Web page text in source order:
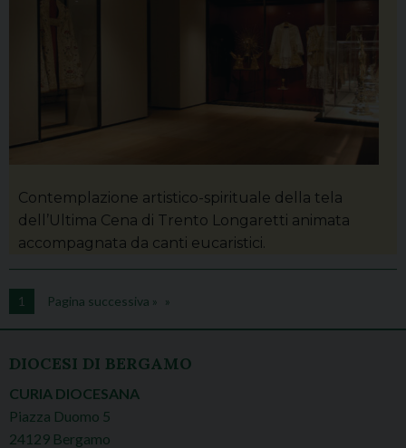
Contemplazione artistico-spirituale della tela
dell’Ultima Cena di Trento Longaretti animata
accompagnata da canti eucaristici.
1 Pagina successiva »
DIOCESI DI BERGAMO
CURIA DIOCESANA
Piazza Duomo 5
24129 Bergamo